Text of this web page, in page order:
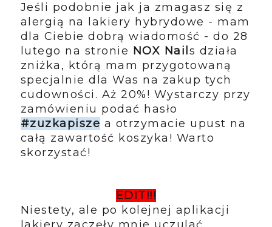
Jeśli podobnie jak ja zmagasz się z
alergią na lakiery hybrydowe - mam
dla Ciebie dobrą wiadomość - do 28
lutego na stronie NOX Nail s działa
zniżka, którą mam przygotowaną
specjalnie dla Was na zakup tych
cudowności. Aż 20%! Wystarczy przy
zamówieniu podać hasło
#zuzkapisze a otrzymacie upust na
całą zawartość koszyka! Warto
skorzystać!
EDIT!!!
Niestety, ale po kolejnej aplikacji